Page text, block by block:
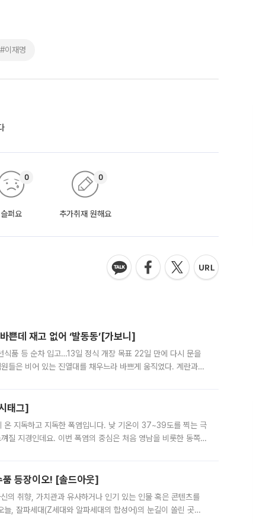
#이재명
슬퍼요
0
추가취재 원해요
0
데 재고 없어 ‘발동동’[가보니]
식품 등 순차 입고…13일 정식 개장 목표 22일 만에 다시 문을
들은 비어 있는 진열대를 채우느라 바쁘게 움직였다. 계란과
태그]
온 지독하고 지독한 폭염입니다. 낮 기온이 37~39도를 찍는 극
질 지경인데요. 이번 폭염의 중심은 처음 영남을 비롯한 동쪽
등장이오! [솔드아웃]
의 취향, 가치관과 유사하거나 인기 있는 인물 혹은 콘텐츠를
, 잘파세대(Z세대와 알파세대의 합성어)의 눈길이 쏠린 곳은